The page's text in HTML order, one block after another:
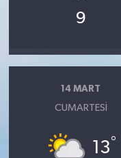
9
14 MART
CUMARTESI
13°